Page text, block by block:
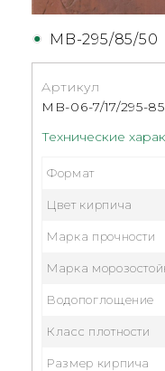
MB-295/85/50
Технические
Артикул
MB-06-7/17/295-
Формат
Цвет кирпича
Марка прочности
Марка
Водопоглощение
Класс плотности
Размер кирпича